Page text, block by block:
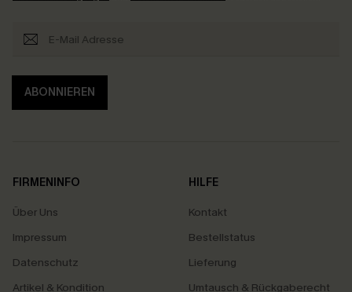
ABONNIEREN
FIRMENINFO
Über Uns
Impressum
Datenschutz
Artikel & Kondition
HILFE
Kontakt
Bestellstatus
Lieferung
Umtausch & Rückgaberecht